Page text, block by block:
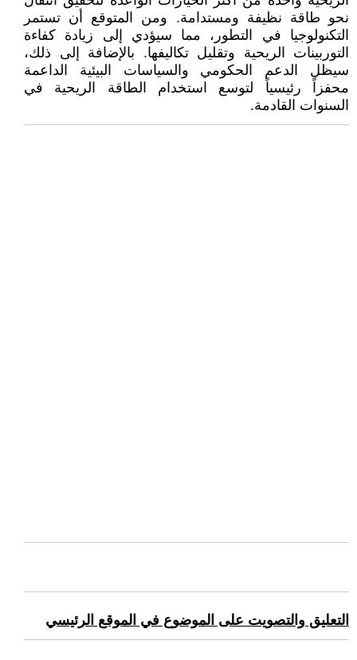
نحو طاقة نظيفة ومستدامة. ومن المتوقع أن تستمر
التكنولوجيا في التطور، مما سيؤدي إلى زيادة كفاءة
التوربينات الريحية وتقليل تكاليفها. بالإضافة إلى ذلك،
سيظل الدعم الحكومي والسياسات البيئية الداعمة
محفزاً رئيسياً لتوسع استخدام الطاقة الريحية في
السنوات القادمة.
التعليق والتصويت على الموضوع في الموقع الرئيسي